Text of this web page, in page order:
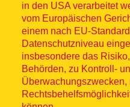
in den USA verarbeitet
vom Europäischen
einem nach EU-
Datenschutzniveau
insbesondere das
Behörden, zu Kontroll-
Kontakt
Hinweisgebersystem
Lieferkette
Widerruf